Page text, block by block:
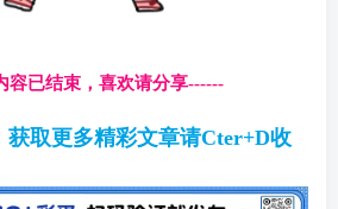
容已结束，喜欢请分享------
获取更多精彩文章请Cter+D收